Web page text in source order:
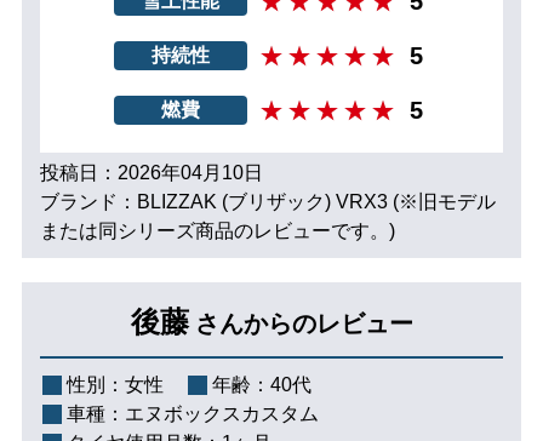
持続性 5
燃費 5
投稿日：2026年04月10日
ブランド：BLIZZAK (ブリザック) VRX3 (※旧モデル
または同シリーズ商品のレビューです。)
後藤 さんからのレビュー
性別： 女性 年齢： 40代
車種： エヌボックスカスタム